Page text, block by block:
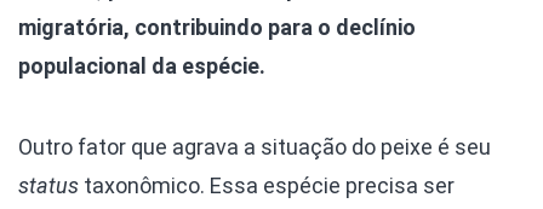
migratória, contribuindo para o declínio
populacional da espécie.
Outro fator que agrava a situação do peixe é seu
status taxonômico. Essa espécie precisa ser